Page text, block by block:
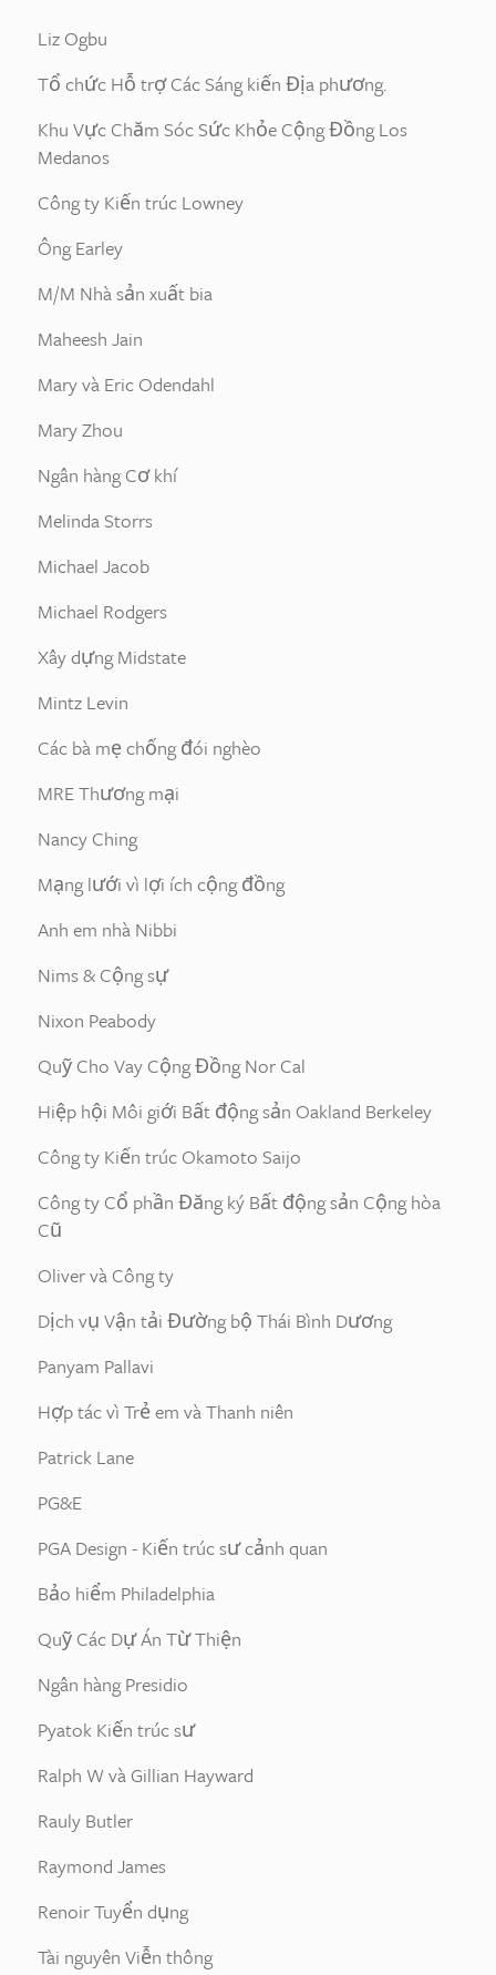
Liz Ogbu
Tổ chức Hỗ trợ Các Sáng kiến Địa phương.
Khu Vực Chăm Sóc Sức Khỏe Cộng Đồng Los
Medanos
Công ty Kiến trúc Lowney
Ông Earley
M/M Nhà sản xuất bia
Maheesh Jain
Mary và Eric Odendahl
Mary Zhou
Ngân hàng Cơ khí
Melinda Storrs
Michael Jacob
Michael Rodgers
Xây dựng Midstate
Mintz Levin
Các bà mẹ chống đói nghèo
MRE Thương mại
Nancy Ching
Mạng lưới vì lợi ích cộng đồng
Anh em nhà Nibbi
Nims & Cộng sự
Nixon Peabody
Quỹ Cho Vay Cộng Đồng Nor Cal
Hiệp hội Môi giới Bất động sản Oakland Berkeley
Công ty Kiến trúc Okamoto Saijo
Công ty Cổ phần Đăng ký Bất động sản Cộng hòa
Cũ
Oliver và Công ty
Dịch vụ Vận tải Đường bộ Thái Bình Dương
Panyam Pallavi
Hợp tác vì Trẻ em và Thanh niên
Patrick Lane
PG&E
PGA Design - Kiến trúc sư cảnh quan
Bảo hiểm Philadelphia
Quỹ Các Dự Án Từ Thiện
Ngân hàng Presidio
Pyatok Kiến trúc sư
Ralph W và Gillian Hayward
Rauly Butler
Raymond James
Renoir Tuyển dụng
Tài nguyên Viễn thông